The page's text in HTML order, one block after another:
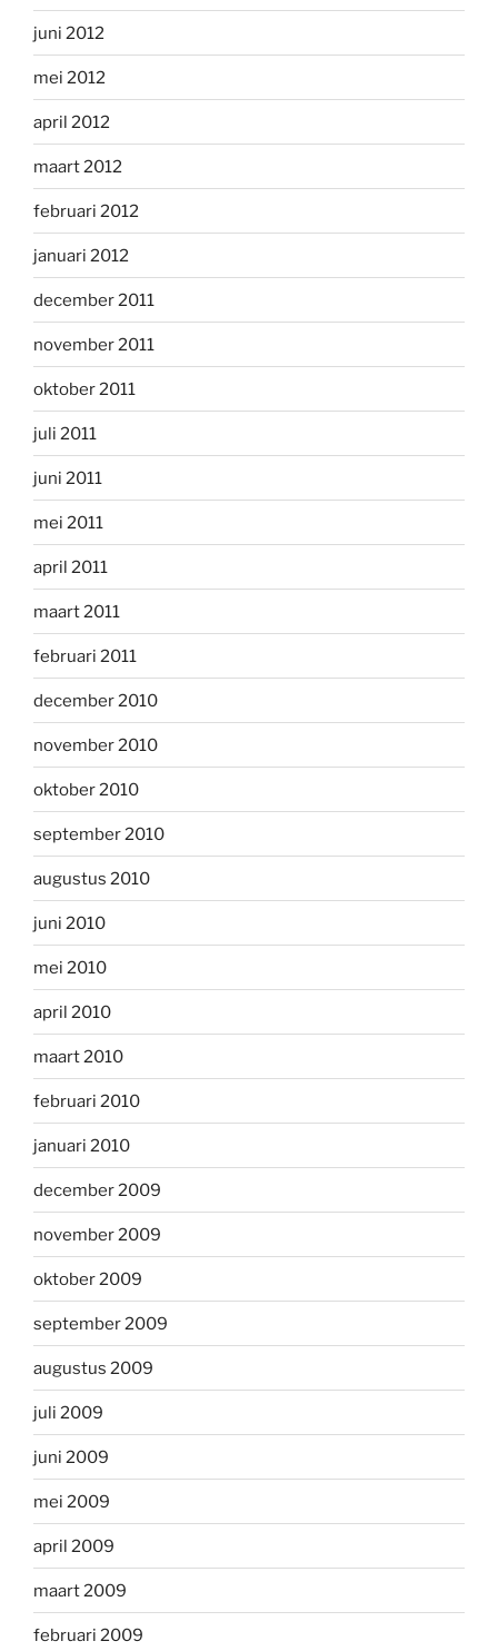
juni 2012
mei 2012
april 2012
maart 2012
februari 2012
januari 2012
december 2011
november 2011
oktober 2011
juli 2011
juni 2011
mei 2011
april 2011
maart 2011
februari 2011
december 2010
november 2010
oktober 2010
september 2010
augustus 2010
juni 2010
mei 2010
april 2010
maart 2010
februari 2010
januari 2010
december 2009
november 2009
oktober 2009
september 2009
augustus 2009
juli 2009
juni 2009
mei 2009
april 2009
maart 2009
februari 2009